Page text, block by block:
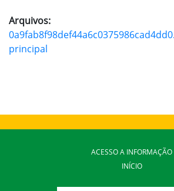
Arquivos:
principal
ACESSO A INFORMAÇÃO
INÍCIO